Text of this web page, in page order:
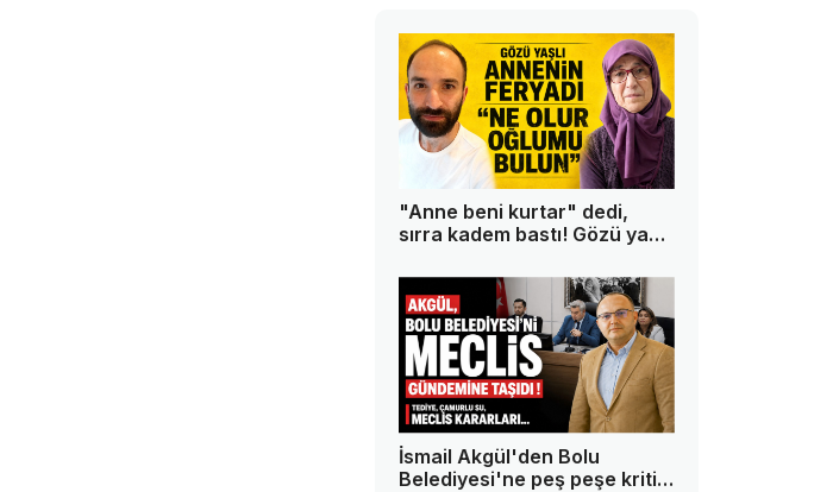
"Anne beni kurtar" dedi,
sırra kadem bastı! Gözü yaşlı
haber alamıyor
İsmail Akgül'den Bolu
Belediyesi'ne peş peşe kritik